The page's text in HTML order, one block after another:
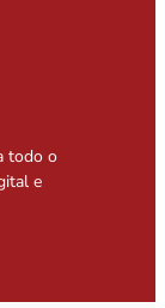
todo o
e